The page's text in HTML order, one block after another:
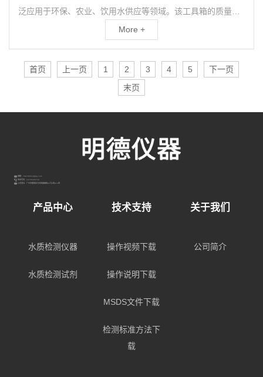
泛应用于环保、农业、饮用水供应等领域。该工具箱的质量可
靠性以及是否符合标准是决定其实际应用效果的重要因素。
More +
首页 上一页 1 2 3 4 5
下一页
末页
邮箱：798789514@qq.com
电话号码：13725445718
公司地址：广州市番禺区大石街敏昌街96号3栋213室
产品中心
水质检测仪器
水质检测试剂
技术支持
操作视频下载
操作说明下载
MSDS文件下载
检测标准方法下
载
关于我们
公司简介